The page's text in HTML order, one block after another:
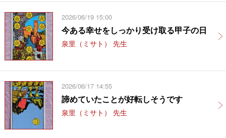
2026/06/19 15:00
今ある幸せをしっかり受け取る甲子の日
泉里（ミサト） 先生
2026/06/17 14:55
諦めていたことが好転しそうです
泉里（ミサト） 先生